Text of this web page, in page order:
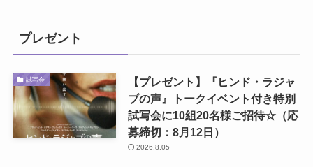
プレゼント
試写会
【プレゼント】『ヒンド・ラジャ
ブの声』トークイベント付き特別
試写会に10組20名様ご招待☆（応
募締切：8月12日）
2026.8.05